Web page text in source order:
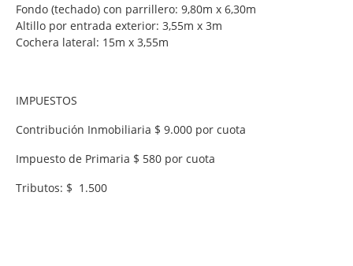
Fondo (techado) con parrillero: 9,80m x 6,30m
Altillo por entrada exterior: 3,55m x 3m
Cochera lateral: 15m x 3,55m
IMPUESTOS
Contribución Inmobiliaria $ 9.000 por cuota
Impuesto de Primaria $ 580 por cuota
Tributos: $ 1.500